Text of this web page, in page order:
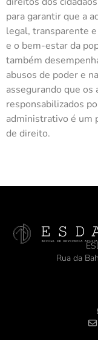
para garantir que a
legal, transparente
e o bem-estar da
também
abusos de poder e
assegurando que
responsabilizados
administrativo é um
de direito.
Rua da